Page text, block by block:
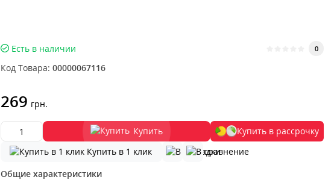
Есть в наличии 0
Код Товара: 00000067116
269 грн.
Купить
Купить в рассрочку
Купить в 1 клик
Общие характеристики